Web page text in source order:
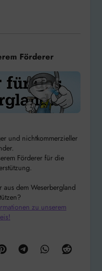
Förderer
und nichtkommerzieller
Förderer für die
dem Weserbergland
zu unserem